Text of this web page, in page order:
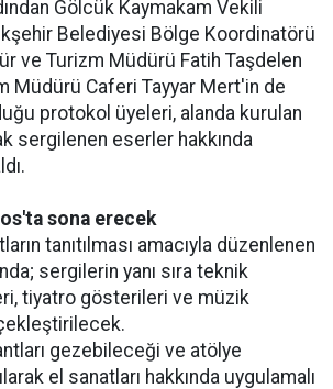
Gölcük Kaymakam Vekili
Belediyesi Bölge Koordinatörü
ve Turizm Müdürü Fatih Taşdelen
Müdürü Caferi Tayyar Mert'in de
protokol üyeleri, alanda kurulan
sergilenen eserler hakkında
sona erecek
tanıtılması amacıyla düzenlenen
sergilerin yanı sıra teknik
tiyatro gösterileri ve müzik
gezebileceği ve atölye
el sanatları hakkında uygulamalı